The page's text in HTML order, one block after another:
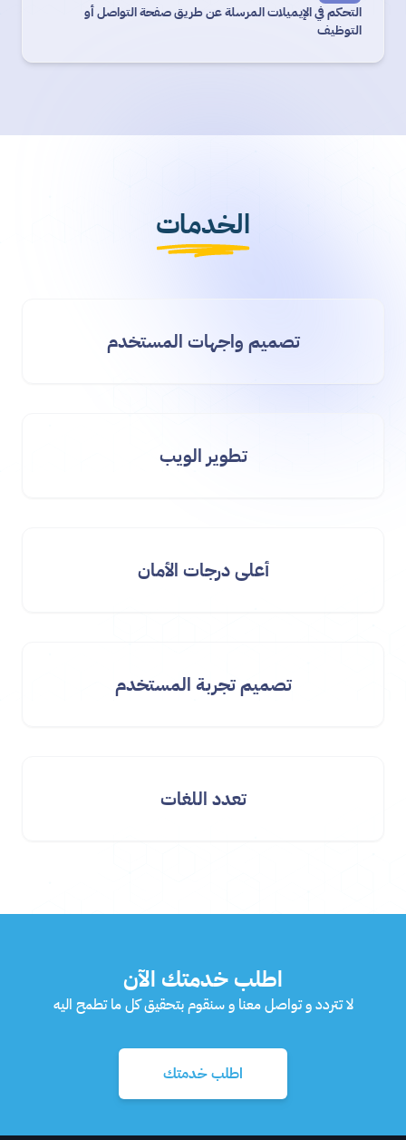
التحكم في الإيميلات المرسلة عن طريق صفحة التواصل أو
التوظيف
الخدمات
تصميم واجهات المستخدم
تطوير الويب
أعلى درجات الأمان
تصميم تجربة المستخدم
تعدد اللغات
اطلب خدمتك الآن
لا تتردد و تواصل معنا و سنقوم بتحقيق كل ما تطمح اليه
اطلب خدمتك